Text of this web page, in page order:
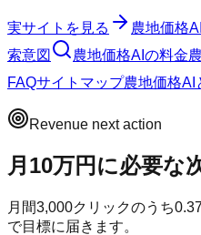
実サイトを見る 農地価格AI
索意図
農地価格AI の料金
FAQサイトマップ農地価格AI
Revenue next action
月10万円に必要な
月間3,000クリックのうち0.37
で目標に届きます。